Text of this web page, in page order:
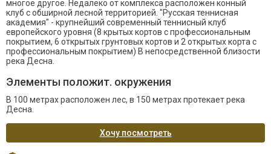
многое другое. Недалеко от комплекса расположен конный
клуб с обширной лесной территорией. "Русская теннисная
академия" - крупнейший современный теннисный клуб
европейского уровня (8 крытых кортов с профессиональным
покрытием, 6 открытых грунтовых кортов и 2 открытых корта с
профессиональным покрытием) В непосредственной близости
река Десна.
Элементы положит. окружения
В 100 метрах расположен лес, в 150 метрах протекает река
Десна.
Хочу посмотреть